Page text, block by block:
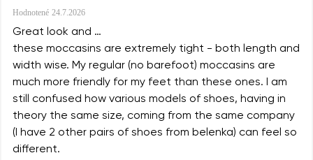
Hodnotené 24.7.2026
Great look and …
these moccasins are extremely tight - both length and
width wise. My regular (no barefoot) moccasins are
much more friendly for my feet than these ones. I am
still confused how various models of shoes, having in
theory the same size, coming from the same company
(I have 2 other pairs of shoes from belenka) can feel so
different.